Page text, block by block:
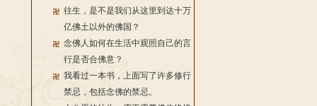
往生，是不是我们从这里到达十万
亿佛土以外的佛国？
念佛人如何在生活中观照自己的言
行是否合佛意？
我看过一本书，上面写了许多修行
禁忌，包括念佛的禁忌。